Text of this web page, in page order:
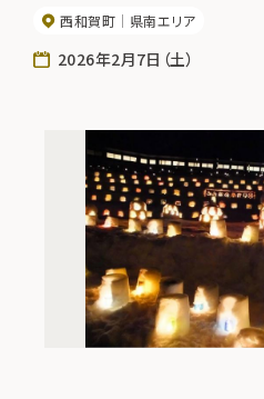
西和賀町 県南エリア
2026年2月7日（土）